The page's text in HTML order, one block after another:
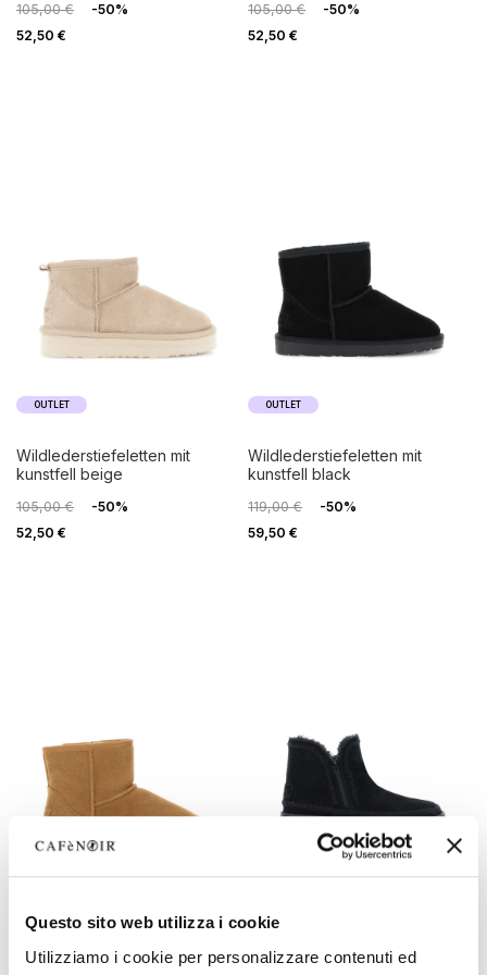
Questo sito web utilizza i cookie
Utilizziamo i cookie per personalizzare contenuti ed
105,00 €
-50%
52,50 €
105,00 €
-50%
52,50 €
OUTLET
wildlederstiefeletten mit
kunstfell beige
105,00 €
-50%
52,50 €
OUTLET
wildlederstiefeletten mit
kunstfell black
119,00 €
-50%
59,50 €
wildlederstiefeletten mit
wildlederstiefeletten mit